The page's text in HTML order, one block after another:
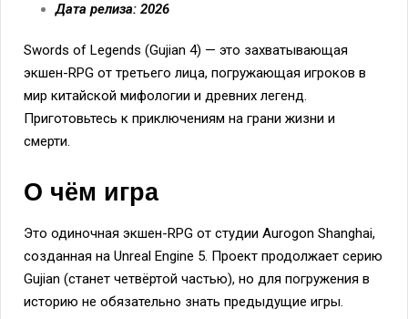
Дата релиза: 2026
Swords of Legends (Gujian 4) — это захватывающая
экшен-RPG от третьего лица, погружающая игроков в
мир китайской мифологии и древних легенд.
Приготовьтесь к приключениям на грани жизни и
смерти.
О чём игра
Это одиночная экшен-RPG от студии Aurogon Shanghai,
созданная на Unreal Engine 5. Проект продолжает серию
Gujian (станет четвёртой частью), но для погружения в
историю не обязательно знать предыдущие игры.